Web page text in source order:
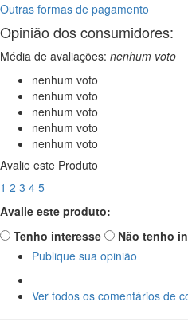
Outras formas de pagamento
Opinião dos consumidores:
Média de avaliações: nenhum voto
nenhum voto
nenhum voto
nenhum voto
nenhum voto
nenhum voto
Avalie este Produto
1 2 3 4 5
Avalie este produto:
Tenho interesse
Não tenho
Publique sua opinião
Ver todos os comentários de